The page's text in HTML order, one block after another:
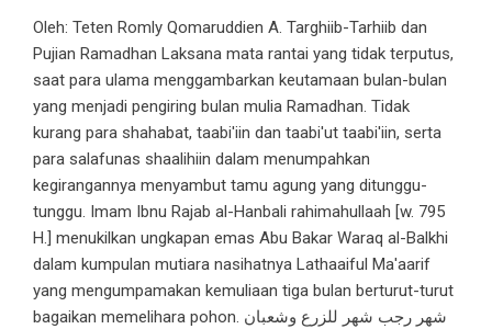
Oleh: Teten Romly Qomaruddien A. Targhiib-Tarhiib dan
Pujian Ramadhan Laksana mata rantai yang tidak terputus,
saat para ulama menggambarkan keutamaan bulan-bulan
yang menjadi pengiring bulan mulia Ramadhan. Tidak
kurang para shahabat, taabi'iin dan taabi'ut taabi'iin, serta
para salafunas shaalihiin dalam menumpahkan
kegirangannya menyambut tamu agung yang ditunggu-
tunggu. Imam Ibnu Rajab al-Hanbali rahimahullaah [w. 795
H.] menukilkan ungkapan emas Abu Bakar Waraq al-Balkhi
dalam kumpulan mutiara nasihatnya Lathaaiful Ma'aarif
yang mengumpamakan kemuliaan tiga bulan berturut-turut
bagaikan memelihara pohon. شهر رجب شهر للزرع وشعبان